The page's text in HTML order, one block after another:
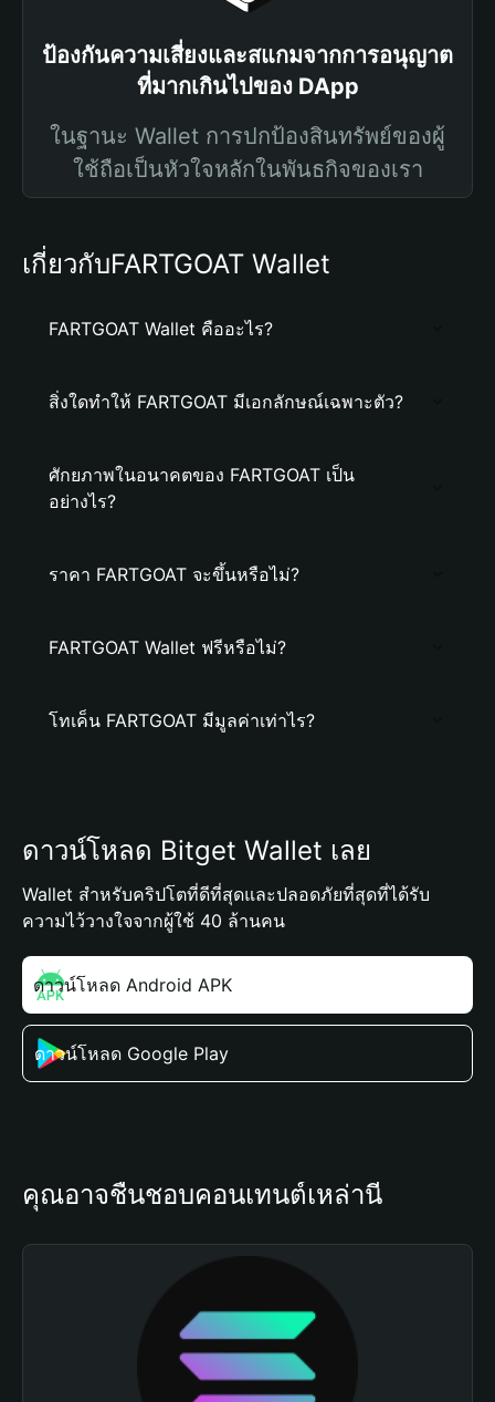
ป้องกันความเสี่ยงและสแกมจากการอนุญาต
ที่มากเกินไปของ DApp
ในฐานะ Wallet การปกป้องสินทรัพย์ของผู้
ใช้ถือเป็นหัวใจหลักในพันธกิจของเรา
เกี่ยวกับFARTGOAT Wallet
FARTGOAT Wallet คืออะไร?
สิ่งใดทำให้ FARTGOAT มีเอกลักษณ์เฉพาะตัว?
ศักยภาพในอนาคตของ FARTGOAT เป็น
อย่างไร?
ราคา FARTGOAT จะขึ้นหรือไม่?
FARTGOAT Wallet ฟรีหรือไม่?
โทเค็น FARTGOAT มีมูลค่าเท่าไร?
ดาวน์โหลด Bitget Wallet เลย
Wallet สำหรับคริปโตที่ดีที่สุดและปลอดภัยที่สุดที่ได้รับ
ความไว้วางใจจากผู้ใช้ 40 ล้านคน
ดาวน์โหลด Android APK
ดาวน์โหลด Google Play
คุณอาจชื่นชอบคอนเทนต์เหล่านี้